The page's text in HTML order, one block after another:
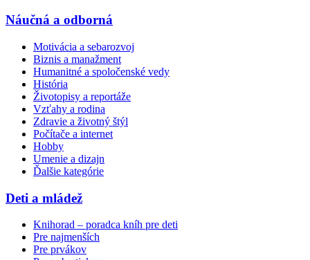
Náučná a odborná
Motivácia a sebarozvoj
Biznis a manažment
Humanitné a spoločenské vedy
História
Životopisy a reportáže
Vzťahy a rodina
Zdravie a životný štýl
Počítače a internet
Hobby
Umenie a dizajn
Ďalšie kategórie
Deti a mládež
Knihorad – poradca kníh pre deti
Pre najmenších
Pre prvákov